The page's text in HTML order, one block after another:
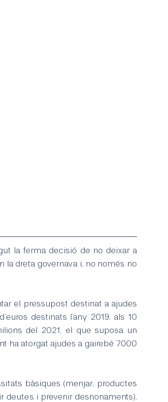
la ferma decisió de no deixar a
la dreta governava i, no només no
el pressupost destinat a ajudes
destinats l’any 2019, als 10
del 2021, el que suposa un
ha atorgat ajudes a gairebé 7.000
bàsiques (menjar, productes
deutes i prevenir desnonaments),